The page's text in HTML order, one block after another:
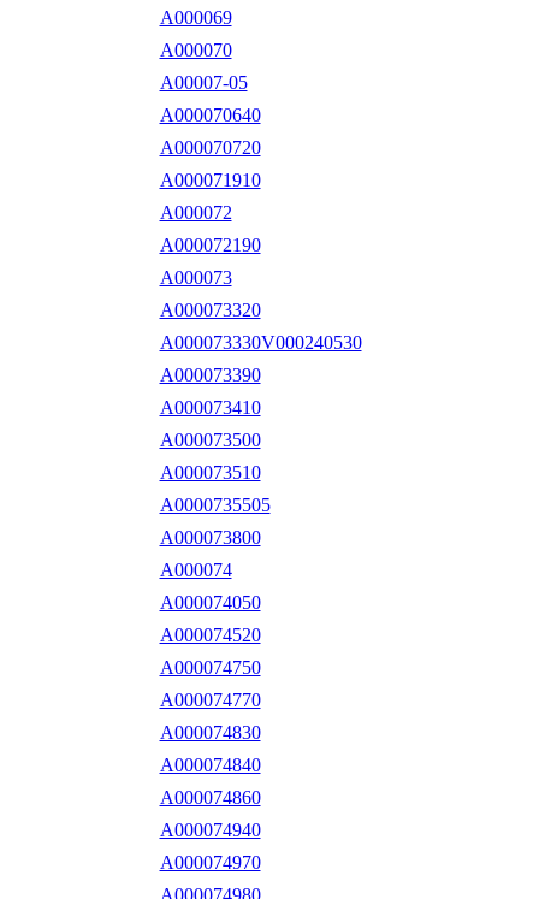
A000069
A000070
A00007-05
A000070640
A000070720
A000071910
A000072
A000072190
A000073
A000073320
A000073330V000240530
A000073390
A000073410
A000073500
A000073510
A0000735505
A000073800
A000074
A000074050
A000074520
A000074750
A000074770
A000074830
A000074840
A000074860
A000074940
A000074970
A000074980